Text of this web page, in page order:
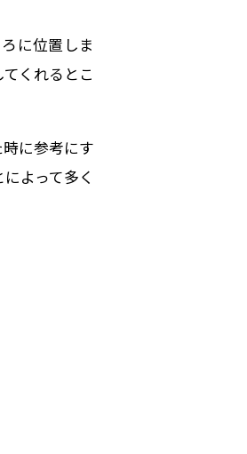
に位置しま
くれるとこ
に参考にす
よって多く